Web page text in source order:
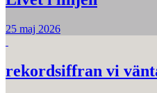
25 maj 2026
rekordsiffran vi